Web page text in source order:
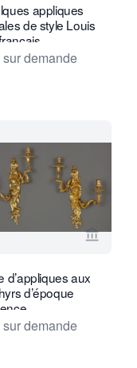
appliques
de style Louis
sur demande
de Kollenburg
Voir la
d’appliques aux
d’époque
sur demande